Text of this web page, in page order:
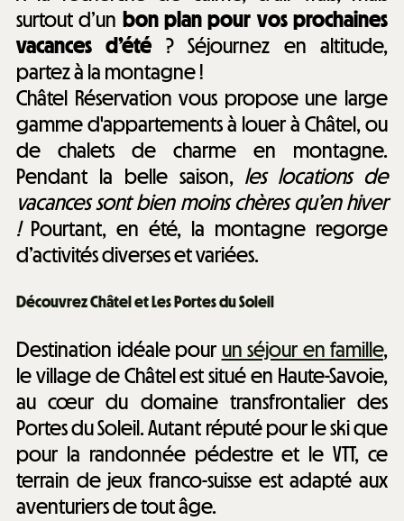
surtout d’un bon plan pour vos prochaines
vacances d’été ? Séjournez en altitude,
partez à la montagne !
Châtel Réservation vous propose une large
gamme d'appartements à louer à Châtel, ou
de chalets de charme en montagne.
Pendant la belle saison, les locations de
vacances sont bien moins chères qu’en hiver
! Pourtant, en été, la montagne regorge
d’activités diverses et variées.
Découvrez Châtel et Les Portes du Soleil
Destination idéale pour un séjour en famille,
le village de Châtel est situé en Haute-Savoie,
au cœur du domaine transfrontalier des
Portes du Soleil. Autant réputé pour le ski que
pour la randonnée pédestre et le VTT, ce
terrain de jeux franco-suisse est adapté aux
aventuriers de tout âge.